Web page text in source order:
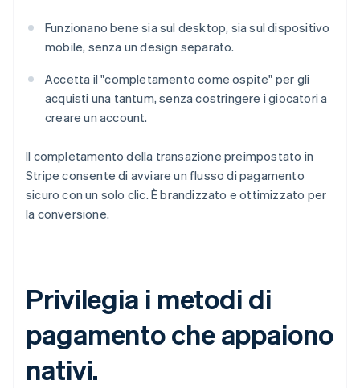
Funzionano bene sia sul desktop, sia sul dispositivo
mobile, senza un design separato.
Accetta il "completamento come ospite" per gli
acquisti una tantum, senza costringere i giocatori a
creare un account.
Il completamento della transazione preimpostato in
Stripe consente di avviare un flusso di pagamento
sicuro con un solo clic. È brandizzato e ottimizzato per
la conversione.
Privilegia i metodi di
pagamento che appaiono
nativi.